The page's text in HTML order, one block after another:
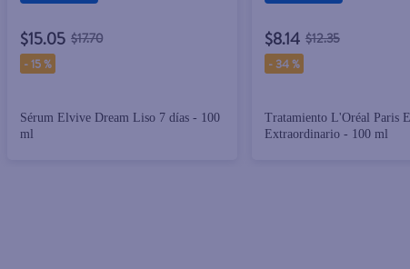
$15.05 $17.70
-15 %
Sérum Elvive Dream Liso 7 días - 100
ml
$8.14 $12.35
-34 %
Tratamiento L'Oréal Paris
Extraordinario - 100 ml